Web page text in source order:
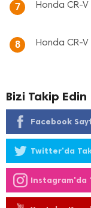
7 Honda CR-V
8 Honda CR-V
Bizi Takip Edin
Facebook
Twitter'da
Instagram'da